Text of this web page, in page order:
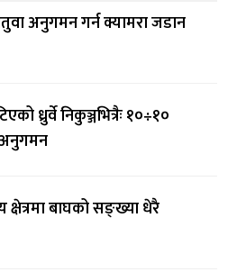
अनुगमन गर्न क्यामरा जडान
ध्रुर्वे निकुञ्जभित्रैः १०÷१०
क्षेत्रमा बाघको सङ्ख्या धेरै